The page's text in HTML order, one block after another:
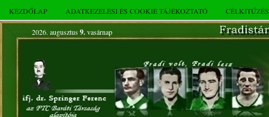
KEZDŐLAP ADATKEZELÉSI ÉS COOKIE TÁJÉKOZTATÓ
2026. augusztus 9.vasárnap